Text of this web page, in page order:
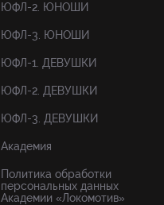
ЮФЛ-2. ЮНОШИ
ЮФЛ-3. ЮНОШИ
ЮФЛ-1. ДЕВУШКИ
ЮФЛ-2. ДЕВУШКИ
ЮФЛ-3. ДЕВУШКИ
Академия
Политика обработки
персональных данных
Академии «Локомотив»